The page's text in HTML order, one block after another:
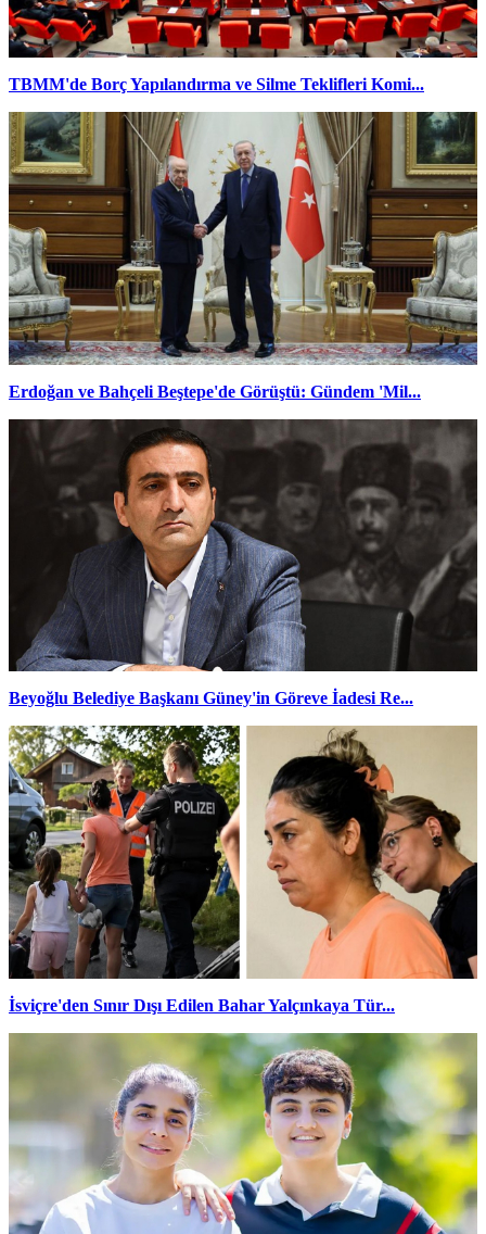
TBMM'de Borç Yapılandırma ve Silme Teklifleri Komi...
Erdoğan ve Bahçeli Beştepe'de Görüştü: Gündem 'Mil...
Beyoğlu Belediye Başkanı Güney'in Göreve İadesi Re...
İsviçre'den Sınır Dışı Edilen Bahar Yalçınkaya Tür...